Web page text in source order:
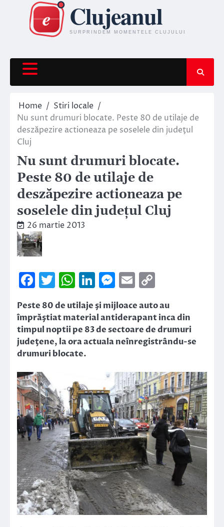
content
Home
Stiri locale
Nu sunt drumuri blocate. Peste 80 de utilaje de
deszăpezire actioneaza pe soselele din judeţul
Cluj
Nu sunt drumuri blocate.
Peste 80 de utilaje de
deszăpezire actioneaza pe
soselele din judeţul Cluj
26 martie 2013
Facebook
Twitter
WhatsApp
LinkedIn
Messenger
Email
Peste 80 de utilaje şi mijloace auto au
împrăştiat material antiderapant inca din
timpul noptii pe 83 de sectoare de drumuri
judeţene, la ora actuala neînregistrându-se
drumuri blocate.